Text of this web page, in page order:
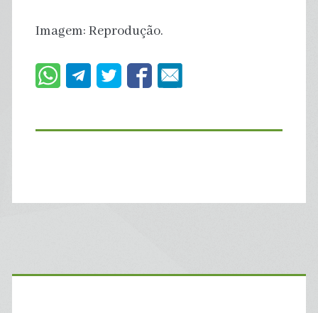
Imagem: Reprodução.
Primary
Sidebar